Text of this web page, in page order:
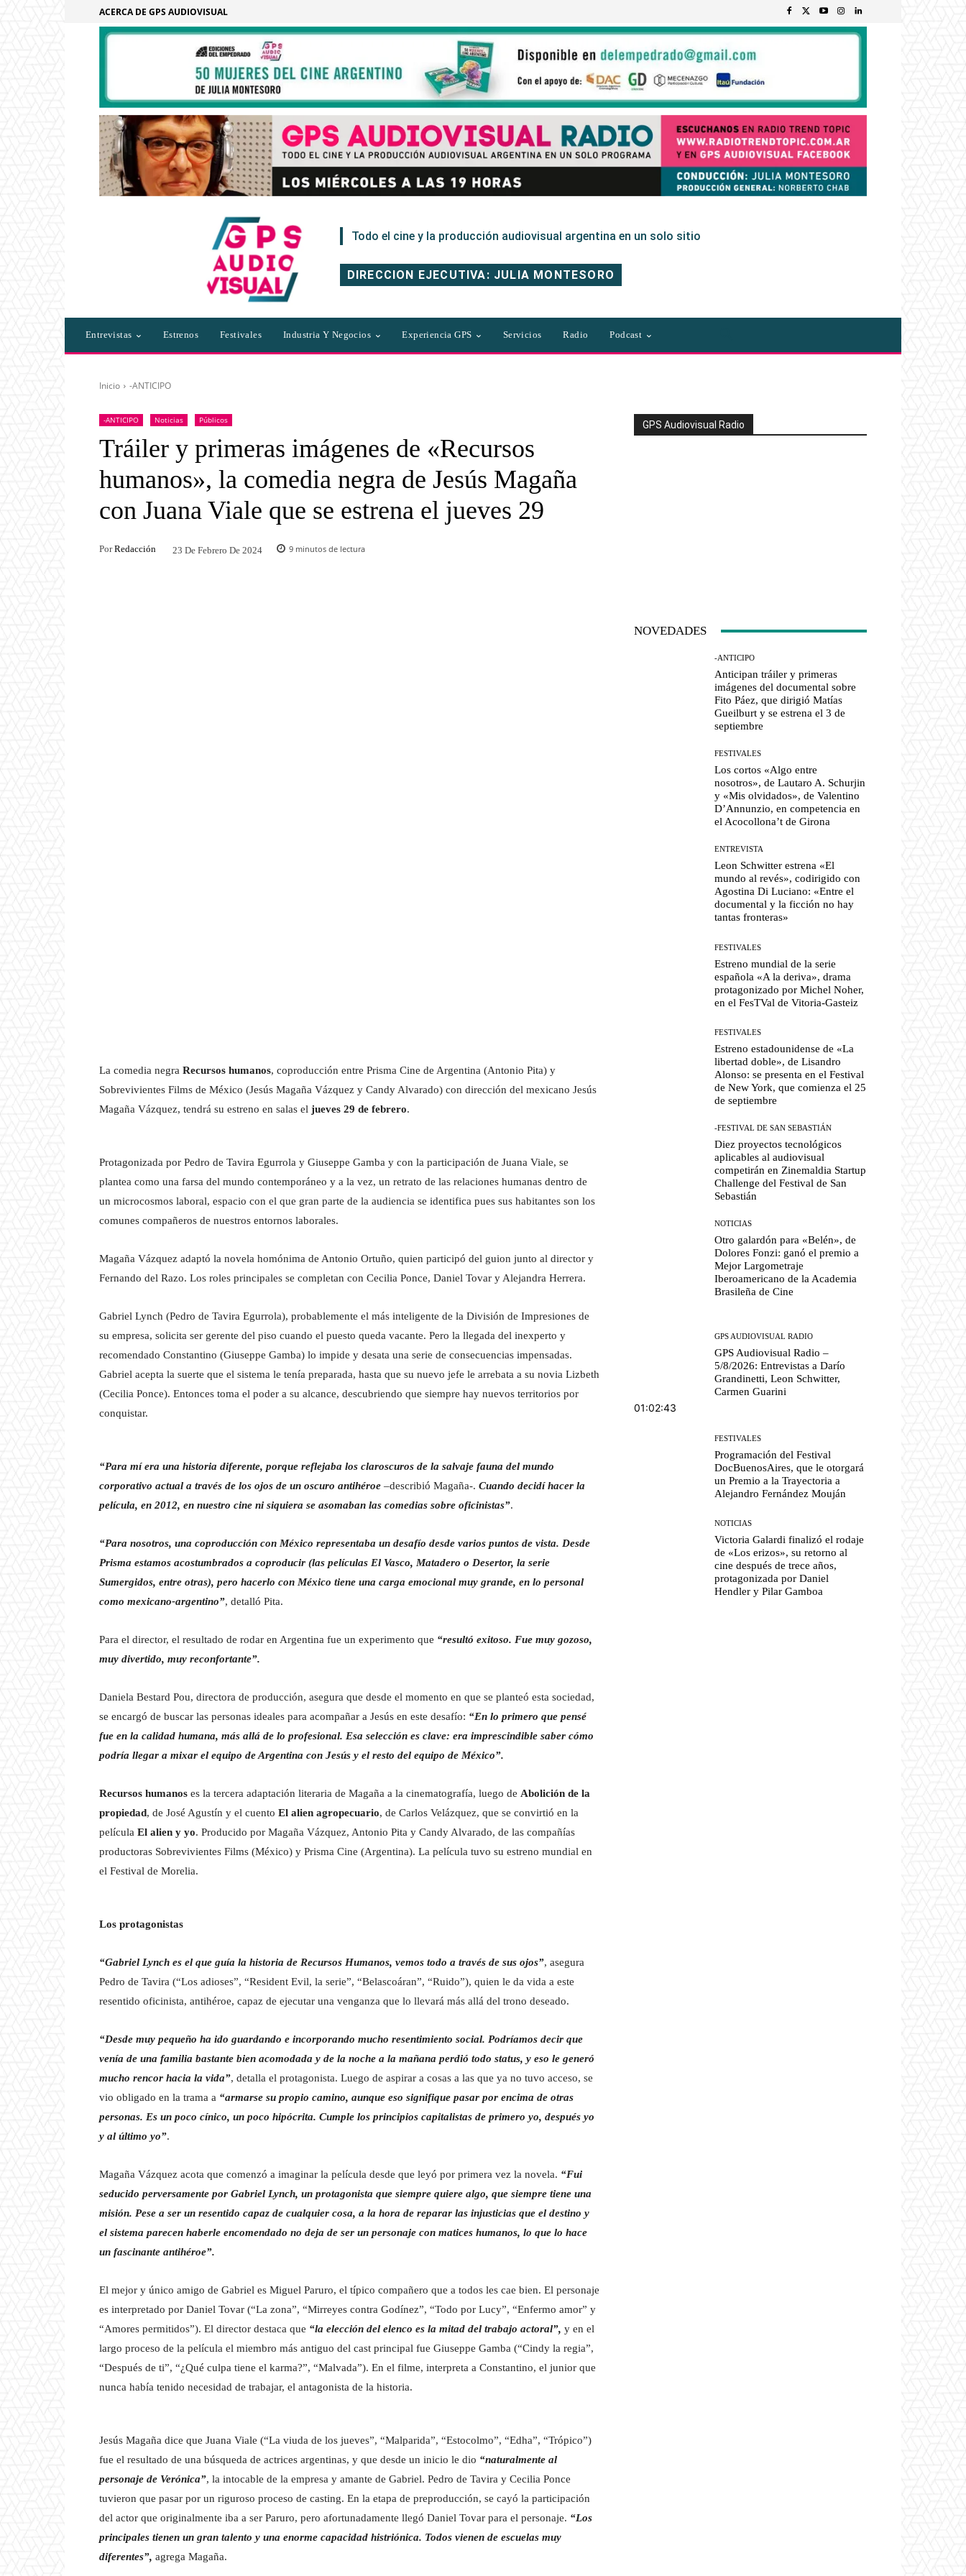
ACERCA DE GPS AUDIOVISUAL
Todo el cine y la producción audiovisual argentina en un solo sitio
DIRECCION EJECUTIVA: JULIA MONTESORO
Entrevistas Estrenos Festivales Industria Y Negocios Experiencia GPS Servicios Radio Podcast
Inicio -ANTICIPO
-ANTICIPO Noticias Públicos
Tráiler y primeras imágenes de «Recursos
humanos», la comedia negra de Jesús Magaña
con Juana Viale que se estrena el jueves 29
Por Redacción 23 De Febrero De 2024 9 minutos de lectura
La comedia negra Recursos humanos, coproducción entre Prisma Cine de Argentina (Antonio Pita) y
Sobrevivientes Films de México (Jesús Magaña Vázquez y Candy Alvarado) con dirección del mexicano Jesús
Magaña Vázquez, tendrá su estreno en salas el jueves 29 de febrero.
Protagonizada por Pedro de Tavira Egurrola y Giuseppe Gamba y con la participación de Juana Viale, se
plantea como una farsa del mundo contemporáneo y a la vez, un retrato de las relaciones humanas dentro de
un microcosmos laboral, espacio con el que gran parte de la audiencia se identifica pues sus habitantes son los
comunes compañeros de nuestros entornos laborales.
Magaña Vázquez adaptó la novela homónima de Antonio Ortuño, quien participó del guion junto al director y
Fernando del Razo. Los roles principales se completan con Cecilia Ponce, Daniel Tovar y Alejandra Herrera.
Gabriel Lynch (Pedro de Tavira Egurrola), probablemente el más inteligente de la División de Impresiones de
su empresa, solicita ser gerente del piso cuando el puesto queda vacante. Pero la llegada del inexperto y
recomendado Constantino (Giuseppe Gamba) lo impide y desata una serie de consecuencias impensadas.
Gabriel acepta la suerte que el sistema le tenía preparada, hasta que su nuevo jefe le arrebata a su novia Lizbeth
(Cecilia Ponce). Entonces toma el poder a su alcance, descubriendo que siempre hay nuevos territorios por
conquistar.
“Para mí era una historia diferente, porque reflejaba los claroscuros de la salvaje fauna del mundo
corporativo actual a través de los ojos de un oscuro antihéroe –describió Magaña-. Cuando decidí hacer la
película, en 2012, en nuestro cine ni siquiera se asomaban las comedias sobre oficinistas”.
“Para nosotros, una coproducción con México representaba un desafío desde varios puntos de vista. Desde
Prisma estamos acostumbrados a coproducir (las películas El Vasco, Matadero o Desertor, la serie
Sumergidos, entre otras), pero hacerlo con México tiene una carga emocional muy grande, en lo personal
como mexicano-argentino”, detalló Pita.
Para el director, el resultado de rodar en Argentina fue un experimento que “resultó exitoso. Fue muy gozoso,
muy divertido, muy reconfortante”.
Daniela Bestard Pou, directora de producción, asegura que desde el momento en que se planteó esta sociedad,
se encargó de buscar las personas ideales para acompañar a Jesús en este desafío: “En lo primero que pensé
fue en la calidad humana, más allá de lo profesional. Esa selección es clave: era imprescindible saber cómo
podría llegar a mixar el equipo de Argentina con Jesús y el resto del equipo de México”.
Recursos humanos es la tercera adaptación literaria de Magaña a la cinematografía, luego de Abolición de la
propiedad, de José Agustín y el cuento El alien agropecuario, de Carlos Velázquez, que se convirtió en la
película El alien y yo. Producido por Magaña Vázquez, Antonio Pita y Candy Alvarado, de las compañías
productoras Sobrevivientes Films (México) y Prisma Cine (Argentina). La película tuvo su estreno mundial en
el Festival de Morelia.
Los protagonistas
“Gabriel Lynch es el que guía la historia de Recursos Humanos, vemos todo a través de sus ojos”, asegura
Pedro de Tavira (“Los adioses”, “Resident Evil, la serie”, “Belascoáran”, “Ruido”), quien le da vida a este
resentido oficinista, antihéroe, capaz de ejecutar una venganza que lo llevará más allá del trono deseado.
“Desde muy pequeño ha ido guardando e incorporando mucho resentimiento social. Podríamos decir que
venía de una familia bastante bien acomodada y de la noche a la mañana perdió todo status, y eso le generó
mucho rencor hacia la vida”, detalla el protagonista. Luego de aspirar a cosas a las que ya no tuvo acceso, se
vio obligado en la trama a “armarse su propio camino, aunque eso signifique pasar por encima de otras
personas. Es un poco cínico, un poco hipócrita. Cumple los principios capitalistas de primero yo, después yo
y al último yo”.
Magaña Vázquez acota que comenzó a imaginar la película desde que leyó por primera vez la novela. “Fui
seducido perversamente por Gabriel Lynch, un protagonista que siempre quiere algo, que siempre tiene una
misión. Pese a ser un resentido capaz de cualquier cosa, a la hora de reparar las injusticias que el destino y
el sistema parecen haberle encomendado no deja de ser un personaje con matices humanos, lo que lo hace
un fascinante antihéroe”.
El mejor y único amigo de Gabriel es Miguel Paruro, el típico compañero que a todos les cae bien. El personaje
es interpretado por Daniel Tovar (“La zona”, “Mirreyes contra Godínez”, “Todo por Lucy”, “Enfermo amor” y
“Amores permitidos”). El director destaca que “la elección del elenco es la mitad del trabajo actoral”, y en el
largo proceso de la película el miembro más antiguo del cast principal fue Giuseppe Gamba (“Cindy la regia”,
“Después de ti”, “¿Qué culpa tiene el karma?”, “Malvada”). En el filme, interpreta a Constantino, el junior que
nunca había tenido necesidad de trabajar, el antagonista de la historia.
Jesús Magaña dice que Juana Viale (“La viuda de los jueves”, “Malparida”, “Estocolmo”, “Edha”, “Trópico”)
fue el resultado de una búsqueda de actrices argentinas, y que desde un inicio le dio “naturalmente al
personaje de Verónica”, la intocable de la empresa y amante de Gabriel. Pedro de Tavira y Cecilia Ponce
tuvieron que pasar por un riguroso proceso de casting. En la etapa de preproducción, se cayó la participación
del actor que originalmente iba a ser Paruro, pero afortunadamente llegó Daniel Tovar para el personaje. “Los
principales tienen un gran talento y una enorme capacidad histriónica. Todos vienen de escuelas muy
diferentes”, agrega Magaña.
GPS Audiovisual Radio
NOVEDADES
-ANTICIPO
Anticipan tráiler y primeras
imágenes del documental sobre
Fito Páez, que dirigió Matías
Gueilburt y se estrena el 3 de
septiembre
FESTIVALES
Los cortos «Algo entre
nosotros», de Lautaro A. Schurjin
y «Mis olvidados», de Valentino
D’Annunzio, en competencia en
el Acocollona’t de Girona
ENTREVISTA
Leon Schwitter estrena «El
mundo al revés», codirigido con
Agostina Di Luciano: «Entre el
documental y la ficción no hay
tantas fronteras»
FESTIVALES
Estreno mundial de la serie
española «A la deriva», drama
protagonizado por Michel Noher,
en el FesTVal de Vitoria-Gasteiz
FESTIVALES
Estreno estadounidense de «La
libertad doble», de Lisandro
Alonso: se presenta en el Festival
de New York, que comienza el 25
de septiembre
-FESTIVAL DE SAN SEBASTIÁN
Diez proyectos tecnológicos
aplicables al audiovisual
competirán en Zinemaldia Startup
Challenge del Festival de San
Sebastián
NOTICIAS
Otro galardón para «Belén», de
Dolores Fonzi: ganó el premio a
Mejor Largometraje
Iberoamericano de la Academia
Brasileña de Cine
01:02:43
GPS AUDIOVISUAL RADIO
GPS Audiovisual Radio –
5/8/2026: Entrevistas a Darío
Grandinetti, Leon Schwitter,
Carmen Guarini
FESTIVALES
Programación del Festival
DocBuenosAires, que le otorgará
un Premio a la Trayectoria a
Alejandro Fernández Mouján
NOTICIAS
Victoria Galardi finalizó el rodaje
de «Los erizos», su retorno al
cine después de trece años,
protagonizada por Daniel
Hendler y Pilar Gamboa